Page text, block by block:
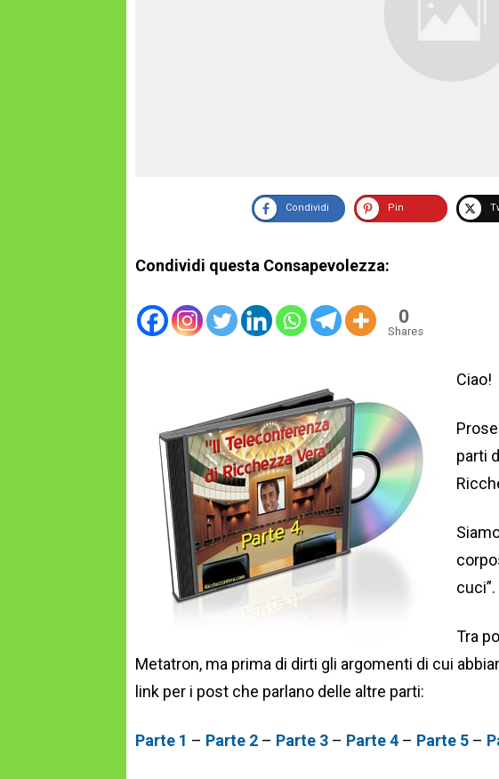
Condividi Pin
Condividi questa Consapevolezza:
0
Shares
Ciao!
parti
cuci”.
Tra
Metatron, ma prima di dirti gli argomenti di cui
link per i post che parlano delle altre parti:
Parte 1 – Parte 2 – Parte 3 – Parte 4 – Parte 5 –